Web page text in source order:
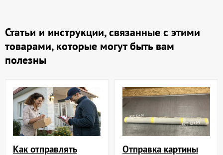
Статьи и инструкции, связанные с этими
товарами, которые могут быть вам
полезны
Как отправлять Отправка картины